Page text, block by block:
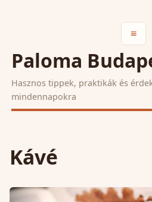
≡
Paloma
Hasznos tippek, praktikák és
mindennapokra
Kávé